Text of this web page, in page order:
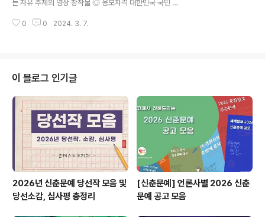
형식 1인당 출품횟수 제한 없으..
는 자유 주제의 영상 창작물 ◎ 응모자격 대한민국 국민 누
월 22일(금) - 접수기간 ㅣ 2024년 11월 4일(월) ~ 11월
드가 가능한 영상 ◎ 접수안내 접수기간(24. 11. 4. ~ 22.)
중 개인 유튜브 채널에 업로드 후 신청서 제출 ◎ 제출서류
- 참가신청서 - 서약서 - 개인정보수집동의서 - 작성한 손
글씨 우편 및 콘코 이메일 접수 ※영상링크 URL 을 참가신
청서에 기재하고..
0 0 2024. 3. 7.
이 블로그 인기글
2026년 신춘문예 당선작 모음 및
당선소감, 심사평 총정리
[신춘문예] 언론사별 2026 신춘
문예 공고 모음